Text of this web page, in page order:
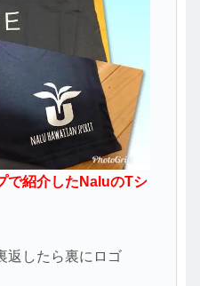
で紹介したNaluのTシ
返したら裏にロゴ